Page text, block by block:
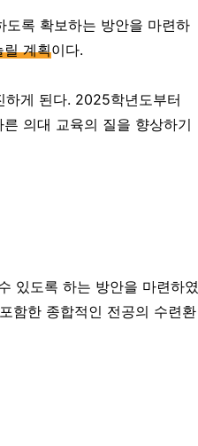
도록 확보하는 방안을 마련하
계획이다.
하게 된다. 2025학년도부터
의대 교육의 질을 향상하기
있도록 하는 방안을 마련하였
함한 종합적인 전공의 수련환